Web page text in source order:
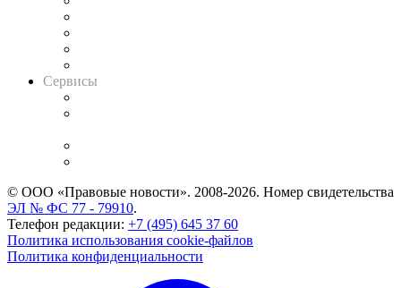
Сервисы
© ООО «Правовые новости». 2008-2026. Номер свидетельства
ЭЛ № ФС 77 - 79910.
Телефон редакции: +7 (495) 645 37 60
Политика использования cookie-файлов
Политика конфиденциальности